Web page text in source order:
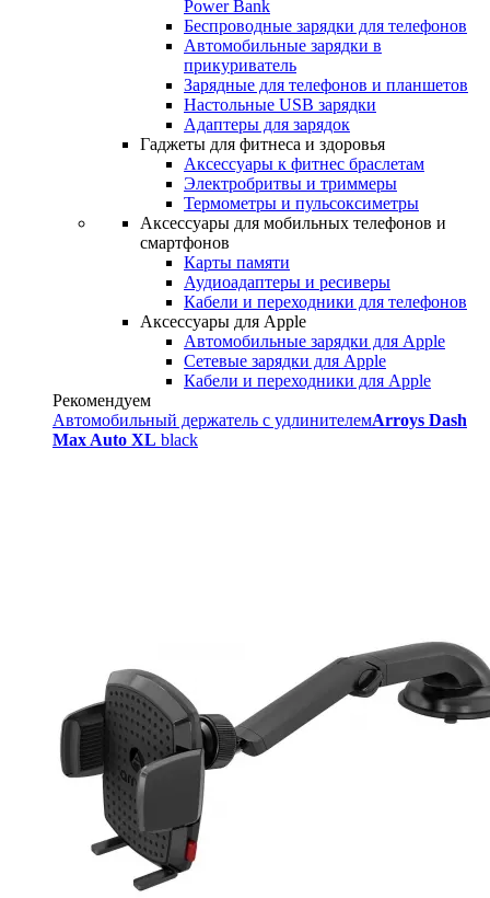
Power Bank
Беспроводные зарядки для телефонов
Автомобильные зарядки в
прикуриватель
Зарядные для телефонов и планшетов
Настольные USB зарядки
Адаптеры для зарядок
Гаджеты для фитнеса и здоровья
Аксессуары к фитнес браслетам
Электробритвы и триммеры
Термометры и пульсоксиметры
Аксессуары для мобильных телефонов и
смартфонов
Карты памяти
Аудиоадаптеры и ресиверы
Кабели и переходники для телефонов
Аксессуары для Apple
Автомобильные зарядки для Apple
Сетевые зарядки для Apple
Кабели и переходники для Apple
Рекомендуем
Автомобильный держатель с удлинителемArroys Dash
Max Auto XL black